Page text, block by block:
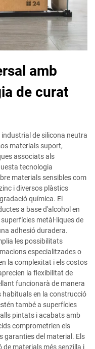
amb
de curat
de silicona neutra
materials suport,
associats als
tecnologia
materials sensibles com
i diversos plàstics
química. El
a base d'alcohol en
metàl·liques de
adhesió duradera.
les possibilitats
especialitzades o
la complexitat i els costos
la flexibilitat de
funcionarà de manera
en la construcció
també a superfícies
pintats i acabats amb
comprometrien els
garanties del material. Els
de materials més senzilla i